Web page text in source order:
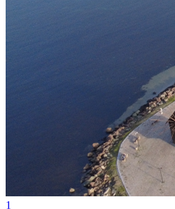
1